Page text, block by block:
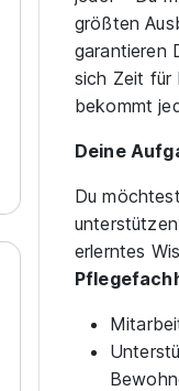
größten
garantieren
sich Zeit für
bekommt
Deine
Du
erlerntes